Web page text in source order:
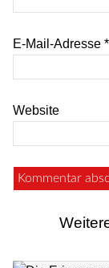
E-Mail-Adresse *
Website